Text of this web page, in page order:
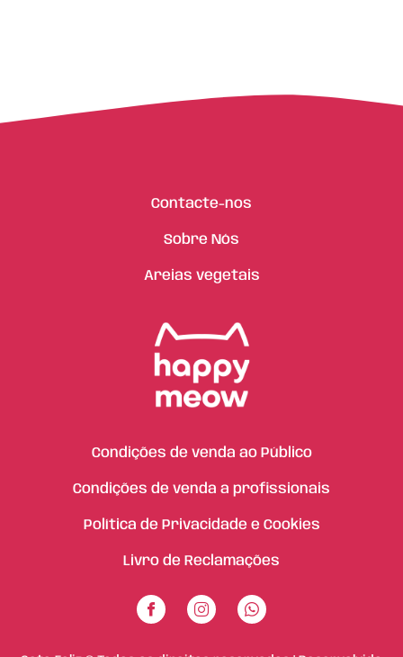
Contacte-nos
Sobre Nós
Areias vegetais
Condições de venda ao Público
Condições de venda a profissionais
Política de Privacidade e Cookies
Livro de Reclamações